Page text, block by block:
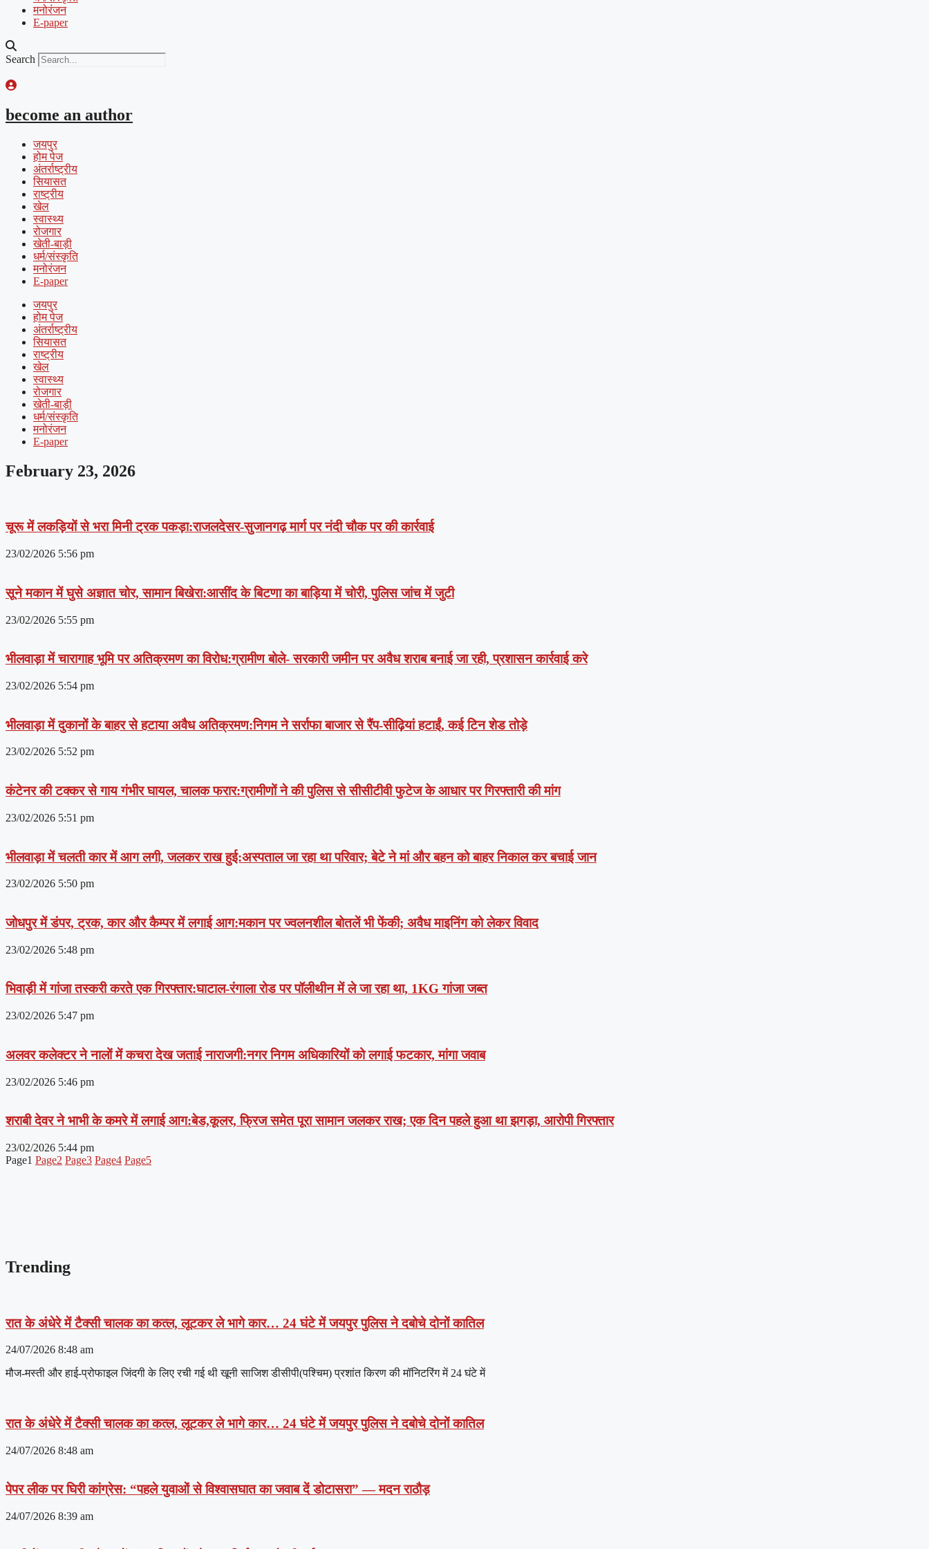
मनोरंजन
E-paper
Search
become an author
जयपुर
होम पेज
अंतर्राष्ट्रीय
सियासत
राष्ट्रीय
खेल
स्वास्थ्य
रोजगार
खेती-बाड़ी
धर्म/संस्कृति
मनोरंजन
E-paper
जयपुर
होम पेज
अंतर्राष्ट्रीय
सियासत
राष्ट्रीय
खेल
स्वास्थ्य
रोजगार
खेती-बाड़ी
धर्म/संस्कृति
मनोरंजन
E-paper
February 23, 2026
चूरू में लकड़ियों से भरा मिनी ट्रक पकड़ा:राजलदेसर-सुजानगढ़ मार्ग पर नंदी चौक पर की कार्रवाई
23/02/2026 5:56 pm
सूने मकान में घुसे अज्ञात चोर, सामान बिखेरा:आसींद के बिटणा का बाड़िया में चोरी, पुलिस जांच में जुटी
23/02/2026 5:55 pm
भीलवाड़ा में चारागाह भूमि पर अतिक्रमण का विरोध:ग्रामीण बोले- सरकारी जमीन पर अवैध शराब बनाई जा रही, प्रशासन कार्रवाई करे
23/02/2026 5:54 pm
भीलवाड़ा में दुकानों के बाहर से हटाया अवैध अतिक्रमण:निगम ने सर्राफा बाजार से रैंप-सीढ़ियां हटाईं, कई टिन शेड तोड़े
23/02/2026 5:52 pm
कंटेनर की टक्कर से गाय गंभीर घायल, चालक फरार:ग्रामीणों ने की पुलिस से सीसीटीवी फुटेज के आधार पर गिरफ्तारी की मांग
23/02/2026 5:51 pm
भीलवाड़ा में चलती कार में आग लगी, जलकर राख हुई:अस्पताल जा रहा था परिवार; बेटे ने मां और बहन को बाहर निकाल कर बचाई जान
23/02/2026 5:50 pm
जोधपुर में डंपर, ट्रक, कार और कैम्पर में लगाई आग:मकान पर ज्वलनशील बोतलें भी फेंकी; अवैध माइनिंग को लेकर विवाद
23/02/2026 5:48 pm
भिवाड़ी में गांजा तस्करी करते एक गिरफ्तार:घाटाल-रंगाला रोड पर पॉलीथीन में ले जा रहा था, 1KG गांजा जब्त
23/02/2026 5:47 pm
अलवर कलेक्टर ने नालों में कचरा देख जताई नाराजगी:नगर निगम अधिकारियों को लगाई फटकार, मांगा जवाब
23/02/2026 5:46 pm
शराबी देवर ने भाभी के कमरे में लगाई आग:बेड,कूलर, फ्रिज समेत पूरा सामान जलकर राख; एक दिन पहले हुआ था झगड़ा, आरोपी गिरफ्तार
23/02/2026 5:44 pm
Page1 Page2 Page3 Page4 Page5
Trending
रात के अंधेरे में टैक्सी चालक का कत्ल, लूटकर ले भागे कार… 24 घंटे में जयपुर पुलिस ने दबोचे दोनों कातिल
24/07/2026 8:48 am
मौज-मस्ती और हाई-प्रोफाइल जिंदगी के लिए रची गई थी खूनी साजिश डीसीपी(पश्चिम) प्रशांत किरण की मॉनिटरिंग में 24 घंटे में
रात के अंधेरे में टैक्सी चालक का कत्ल, लूटकर ले भागे कार… 24 घंटे में जयपुर पुलिस ने दबोचे दोनों कातिल
24/07/2026 8:48 am
पेपर लीक पर घिरी कांग्रेस: “पहले युवाओं से विश्वासघात का जवाब दें डोटासरा” — मदन राठौड़
24/07/2026 8:39 am